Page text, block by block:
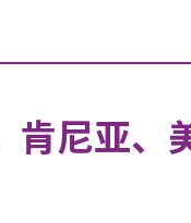
肯尼亚、